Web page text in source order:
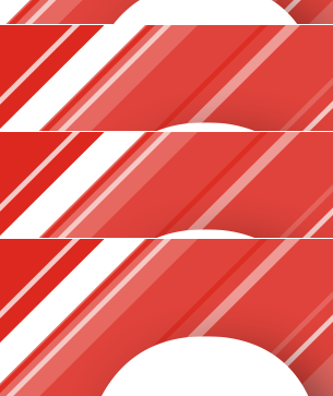
Dijana
20
Avalon Allart
Dit verdiend iedereen! Een mooi, warm, veilig